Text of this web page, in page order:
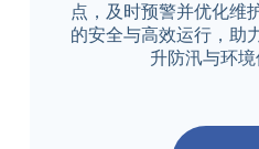
点，及时预警并优化维
的安全与高效运行，助
升防汛与环境